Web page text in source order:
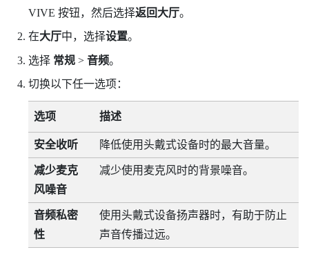
VIVE 按钮，然后选择返回大厅。
在大厅中，选择设置。
选择 常规> 音频。
切换以下任一选项：
选项 描述
安全收听 降低使用头戴式设备时的最大音量。
减少麦克
风噪音
减少使用麦克风时的背景噪音。
音频私密
性
使用头戴式设备扬声器时，有助于防止
声音传播过远。